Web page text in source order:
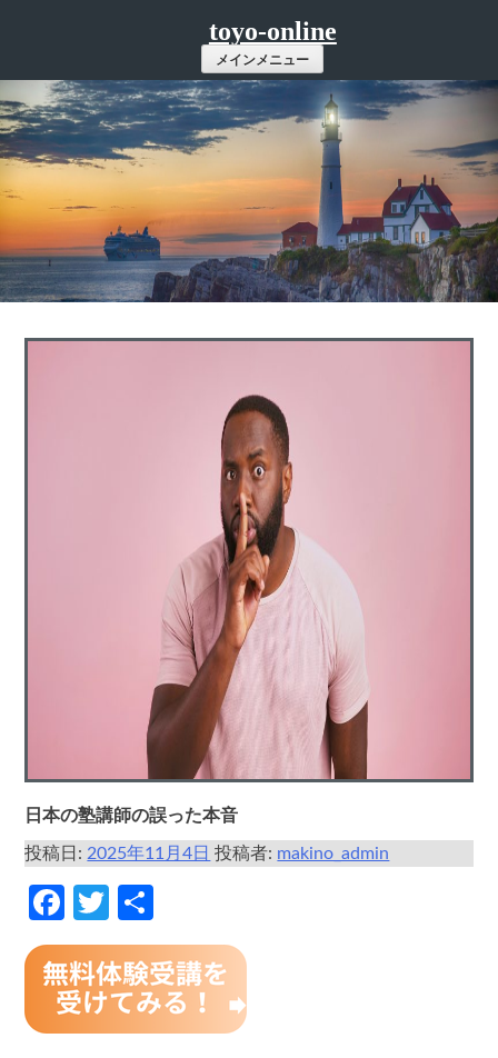
ツ
へ
ス
キ
ッ
プ
toyo-online
メインメニュー
日本の塾講師の誤った本音
投稿日:2025年11月4日 投稿者: makino_admin
Facebook
Twitter
有